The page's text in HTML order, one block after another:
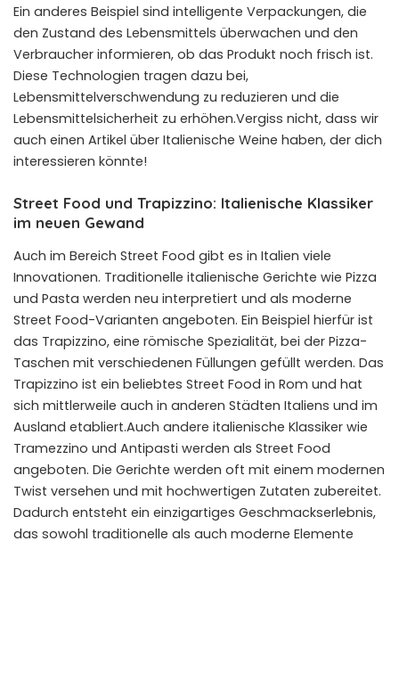
Ein anderes Beispiel sind intelligente Verpackungen, die
den Zustand des Lebensmittels überwachen und den
Verbraucher informieren, ob das Produkt noch frisch ist.
Diese Technologien tragen dazu bei,
Lebensmittelverschwendung zu reduzieren und die
Lebensmittelsicherheit zu erhöhen.Vergiss nicht, dass wir
auch einen Artikel über Italienische Weine haben, der dich
interessieren könnte!
Street Food und Trapizzino: Italienische Klassiker
im neuen Gewand
Auch im Bereich Street Food gibt es in Italien viele
Innovationen. Traditionelle italienische Gerichte wie Pizza
und Pasta werden neu interpretiert und als moderne
Street Food-Varianten angeboten. Ein Beispiel hierfür ist
das Trapizzino, eine römische Spezialität, bei der Pizza-
Taschen mit verschiedenen Füllungen gefüllt werden. Das
Trapizzino ist ein beliebtes Street Food in Rom und hat
sich mittlerweile auch in anderen Städten Italiens und im
Ausland etabliert.Auch andere italienische Klassiker wie
Tramezzino und Antipasti werden als Street Food
angeboten. Die Gerichte werden oft mit einem modernen
Twist versehen und mit hochwertigen Zutaten zubereitet.
Dadurch entsteht ein einzigartiges Geschmackserlebnis,
das sowohl traditionelle als auch moderne Elemente